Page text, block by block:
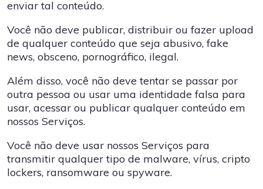
enviar tal conteúdo.
Você não deve publicar, distribuir ou fazer upload
de qualquer conteúdo que seja abusivo, fake
news, obsceno, pornográfico, ilegal.
Além disso, você não deve tentar se passar por
outra pessoa ou usar uma identidade falsa para
usar, acessar ou publicar qualquer conteúdo em
nossos Serviços.
Você não deve usar nossos Serviços para
transmitir qualquer tipo de malware, vírus, cripto
lockers, ransomware ou spyware.